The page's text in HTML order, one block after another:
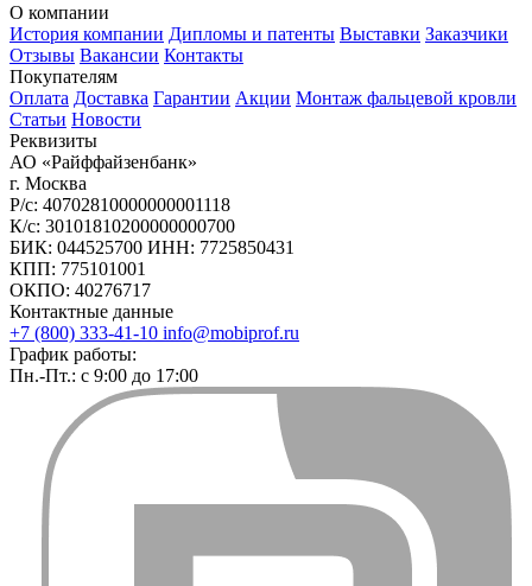
О компании
История компании Дипломы и патенты Выставки Заказчики
Отзывы Вакансии Контакты
Покупателям
Оплата Доставка Гарантии Акции Монтаж фальцевой кровли
Статьи Новости
Реквизиты
АО «Райффайзенбанк»
г. Москва
Р/с: 40702810000000001118
К/с: 30101810200000000700
БИК: 044525700 ИНН: 7725850431
КПП: 775101001
ОКПО: 40276717
Контактные данные
+7 (800) 333-41-10 info@mobiprof.ru
График работы:
Пн.-Пт.: с 9:00 до 17:00